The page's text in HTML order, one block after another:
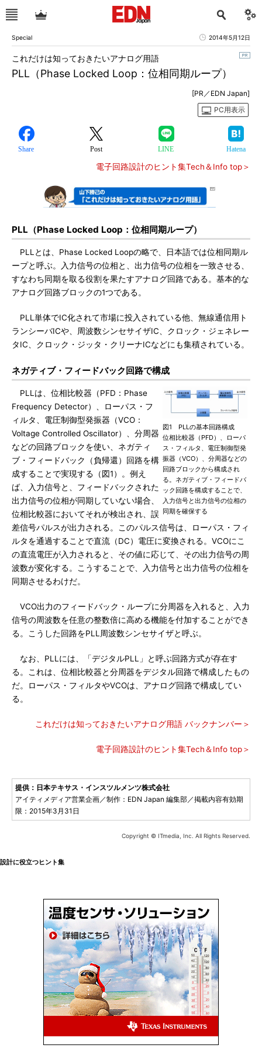
Special 2014年5月12日
PLL（Phase Locked Loop：位相同期ループ）
これだけは知っておきたいアナログ用語
[PR／EDN Japan]
PC用表示
Share Post LINE Hatena
電子回路設計のヒント集Tech＆Info top＞
PLL（Phase Locked Loop：位相同期ループ）
PLLとは、Phase Locked Loopの略で、日本語では位相同期ル
ープと呼ぶ。入力信号の位相と、出力信号の位相を一致させる、
すなわち同期を取る役割を果たすアナログ回路である。基本的な
アナログ回路ブロックの1つである。
PLL単体でIC化されて市場に投入されている他、無線通信用ト
ランシーバICや、周波数シンセサイザIC、クロック・ジェネレー
タIC、クロック・ジッタ・クリーナICなどにも集積されている。
ネガティブ・フィードバック回路で構成
図1 PLLの基本回路構成
位相比較器（PFD）、ローパ
ス・フィルタ、電圧制御型発
振器（VCO）、分周器などの
回路ブロックから構成され
る。ネガティブ・フィードバ
ック回路を構成することで、
入力信号と出力信号の位相の
同期を確保する
PLLは、位相比較器（PFD：Phase
Frequency Detector）、ローパス・フ
ィルタ、電圧制御型発振器（VCO：
Voltage Controlled Oscillator）、分周器
などの回路ブロックを使い、ネガティ
ブ・フィードバック（負帰還）回路を構
成することで実現する（図1）。例え
ば、入力信号と、フィードバックされた
出力信号の位相が同期していない場合、
位相比較器においてそれが検出され、誤
差信号パルスが出力される。このパルス信号は、ローパス・フィ
ルタを通過することで直流（DC）電圧に変換される。VCOにこ
の直流電圧が入力されると、その値に応じて、その出力信号の周
波数が変化する。こうすることで、入力信号と出力信号の位相を
同期させるわけだ。
VCO出力のフィードバック・ループに分周器を入れると、入力
信号の周波数を任意の整数倍に高める機能を付加することができ
る。こうした回路をPLL周波数シンセサイザと呼ぶ。
なお、PLLには、「デジタルPLL」と呼ぶ回路方式が存在す
る。これは、位相比較器と分周器をデジタル回路で構成したもの
だ。ローパス・フィルタやVCOは、アナログ回路で構成してい
る。
これだけは知っておきたいアナログ用語 バックナンバー＞
電子回路設計のヒント集Tech＆Info top＞
提供：日本テキサス・インスツルメンツ株式会社
アイティメディア営業企画／制作：EDN Japan 編集部／掲載内容有効期
限：2015年3月31日
Copyright © ITmedia, Inc. All Rights Reserved.
設計に役立つヒント集